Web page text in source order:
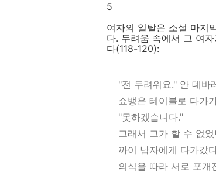
5
여자의 일탈은 소설 마지
다. 두려움 속에서 그 여
다(118-120):
"전 두려워요." 안 데바
쇼뱅은 테이블로 다가
"못하겠습니다."
그래서 그가 할 수 없
까이 남자에게 다가갔
의식을 따라 서로 포개